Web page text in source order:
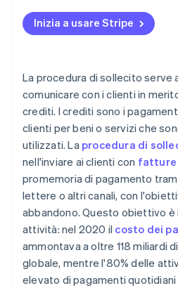
Valuta caratteristiche e
Promemoria e tentativi di
automatizzati
Segmentazione e targeting
Reportistica e analisi
Integrazioni semplificate
Sicurezza e conformità
Copertura globale e
Inizia a usare Stripe
La procedura di sollecito serve
comunicare con i clienti in
crediti. I crediti sono i
clienti per beni o servizi che
utilizzati. La procedura di
nell'inviare ai clienti con fatture
promemoria di pagamento
lettere o altri canali, con
abbandono. Questo obiettivo
attività: nel 2020 il costo dei
ammontava a oltre 118 miliardi
globale, mentre l'80% delle
elevato di pagamenti